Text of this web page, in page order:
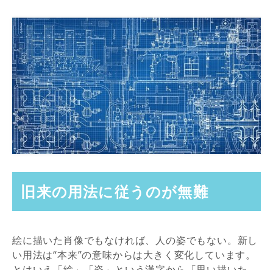
旧来の用法に従うのが無難
絵に描いた肖像でもなければ、人の姿でもない。新し
い用法は“本来”の意味からは大きく変化しています。